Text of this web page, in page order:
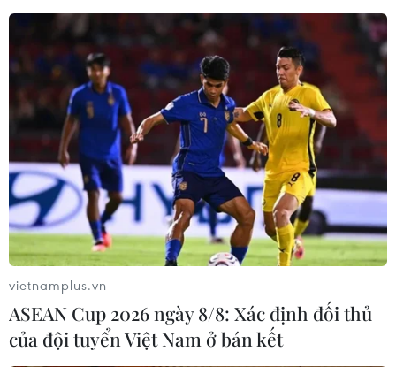
vietnamplus.vn
ASEAN Cup 2026 ngày 8/8: Xác định đối thủ
của đội tuyển Việt Nam ở bán kết